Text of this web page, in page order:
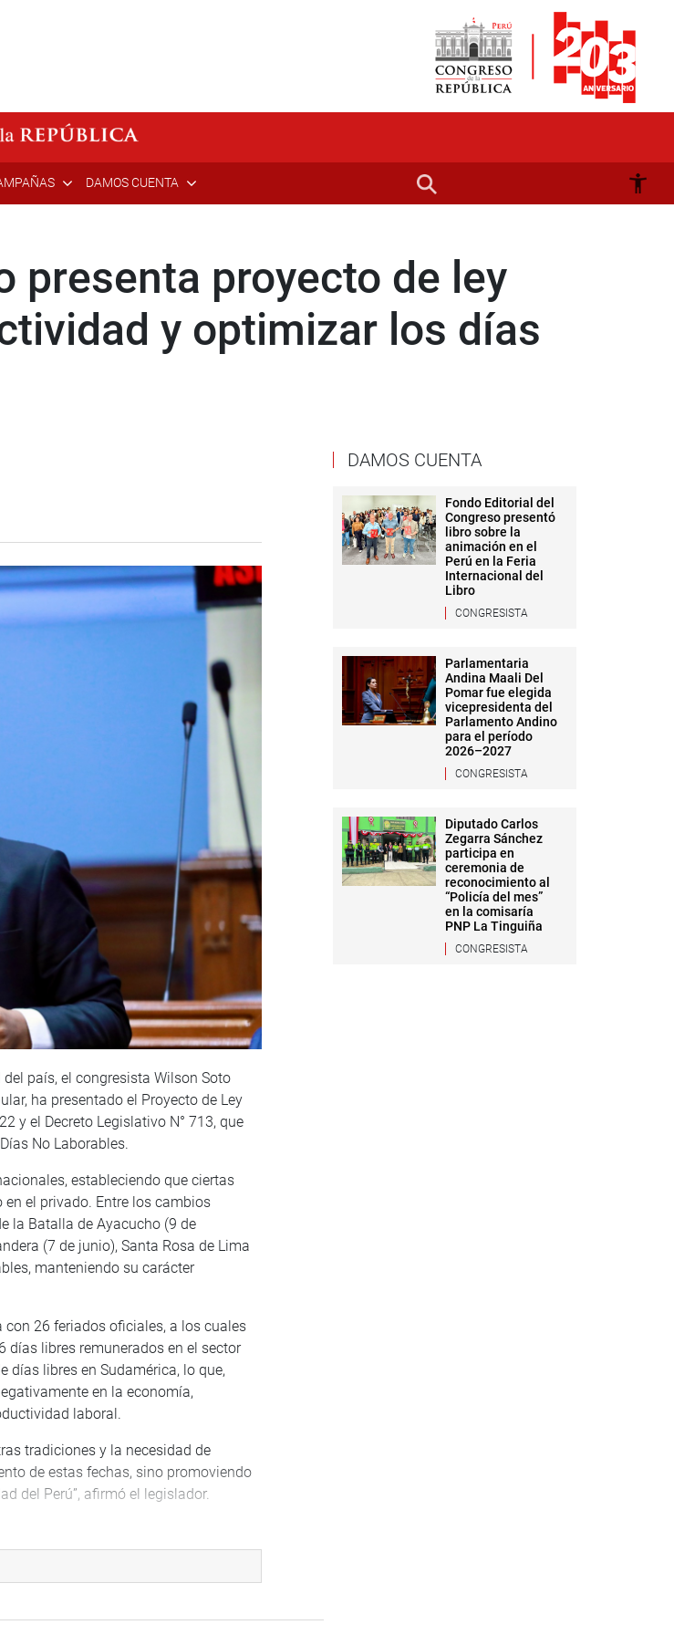
DAMOS CUENTA
presenta proyecto de ley
y optimizar los días
país, el congresista Wilson Soto
ha presentado el Proyecto de Ley
y el Decreto Legislativo N° 713, que
No Laborables.
estableciendo que ciertas
el privado. Entre los cambios
la Batalla de Ayacucho (9 de
(7 de junio), Santa Rosa de Lima
manteniendo su carácter
con 26 feriados oficiales, a los cuales
días libres remunerados en el sector
libres en Sudamérica, lo que,
en la economía,
laboral.
tradiciones y la necesidad de
de estas fechas, sino promoviendo
del Perú”, afirmó el legislador.
Legislativo N° 713, así como
contará con el apoyo técnico del
DAMOS CUENTA
Fondo Editorial del
Congreso presentó
libro sobre la
animación en el
Perú en la Feria
Internacional del
Libro
CONGRESISTA
Parlamentaria
Andina Maali Del
Pomar fue elegida
vicepresidenta del
Parlamento Andino
para el período
2026–2027
CONGRESISTA
Diputado Carlos
Zegarra Sánchez
participa en
ceremonia de
reconocimiento al
“Policía del mes”
en la comisaría
PNP La Tinguiña
CONGRESISTA